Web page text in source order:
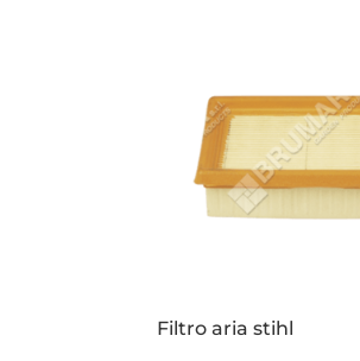
Filtro aria stihl